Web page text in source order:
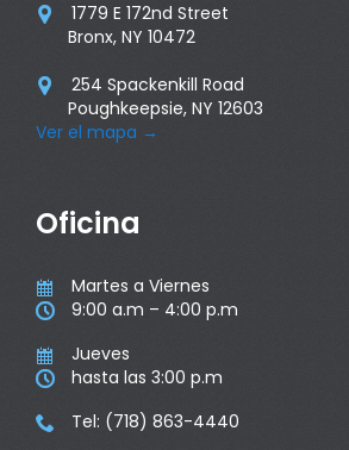

1779 E 172nd Street
Bronx, NY 10472

254 Spackenkill Road
Poughkeepsie, NY 12603
Ver el mapa →
Oficina
 Martes a Viernes
 9:00 a.m – 4:00 p.m
 Jueves
 hasta las 3:00 p.m
 Tel: (718) 863-4440